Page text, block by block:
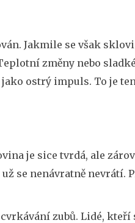
Jakmile se však
změny nebo
ostrý impuls. To je
je sice tvrdá, ale
se nenávratně
zubů. Lidé, kteří